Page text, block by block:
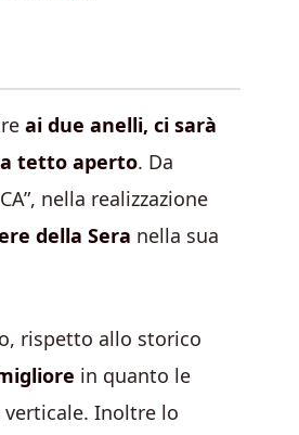
ai due anelli, ci sarà
tetto aperto. Da
nella realizzazione
della Sera nella sua
rispetto allo storico
in quanto le
Inoltre lo